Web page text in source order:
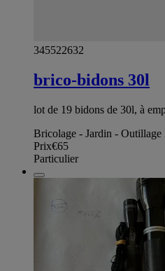
345522632
brico-bidons 30l
lot de 19 bidons de 30l, à
Bricolage - Jardin - Outillage
Prix€65
Particulier